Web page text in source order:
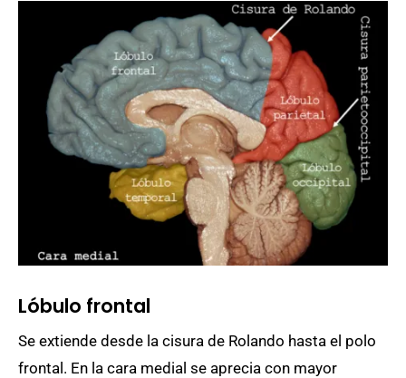
Lóbulo frontal
Se extiende desde la cisura de Rolando hasta el polo
frontal. En la cara medial se aprecia con mayor